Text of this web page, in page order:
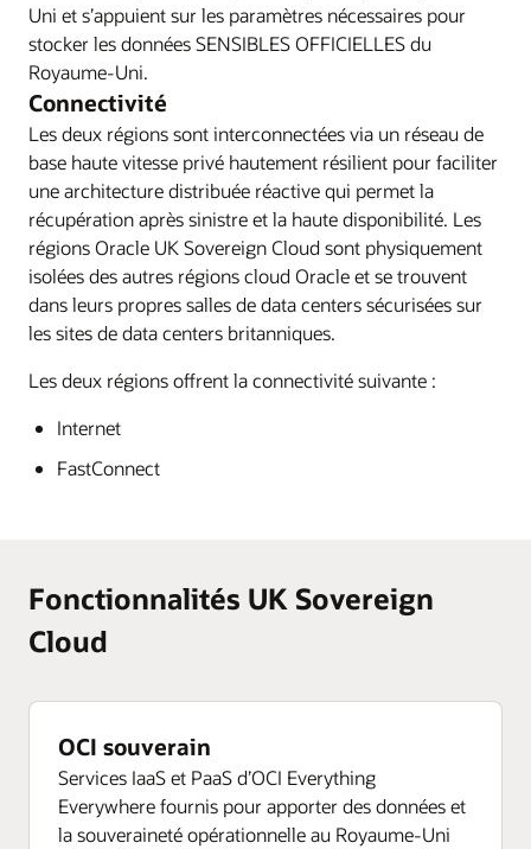
Uni et s’appuient sur les paramètres nécessaires pour
stocker les données SENSIBLES OFFICIELLES du
Royaume-Uni.
Connectivité
Les deux régions sont interconnectées via un réseau de
base haute vitesse privé hautement résilient pour faciliter
une architecture distribuée réactive qui permet la
récupération après sinistre et la haute disponibilité. Les
régions Oracle UK Sovereign Cloud sont physiquement
isolées des autres régions cloud Oracle et se trouvent
dans leurs propres salles de data centers sécurisées sur
les sites de data centers britanniques.
Les deux régions offrent la connectivité suivante :
Internet
FastConnect
Fonctionnalités UK Sovereign
Cloud
OCI souverain
Services IaaS et PaaS d’OCI Everything
Everywhere fournis pour apporter des données et
la souveraineté opérationnelle au Royaume-Uni